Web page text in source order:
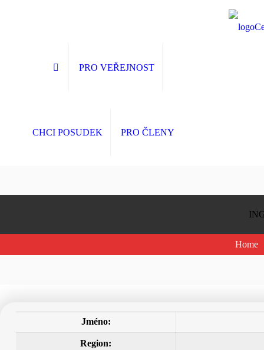
PRO VEŘEJNOST
CHCI POSUDEK PRO ČLENY
Home
Jméno:
Region: